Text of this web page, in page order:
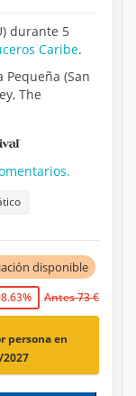
durante 5
Caribe.
Pequeña (San
The
disponible
Antes 73 €
persona en